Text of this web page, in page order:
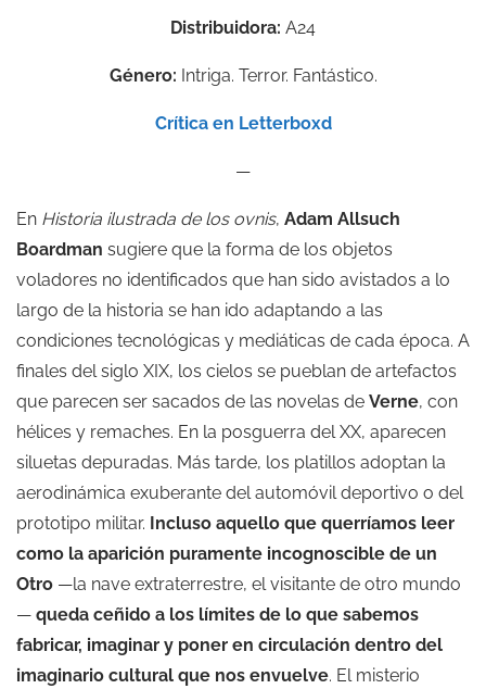
Distribuidora: A24
Género: Intriga. Terror. Fantástico.
Crítica en Letterboxd
—
En Historia ilustrada de los ovnis, Adam Allsuch
Boardman sugiere que la forma de los objetos
voladores no identificados que han sido avistados a lo
largo de la historia se han ido adaptando a las
condiciones tecnológicas y mediáticas de cada época. A
finales del siglo XIX, los cielos se pueblan de artefactos
que parecen ser sacados de las novelas de Verne, con
hélices y remaches. En la posguerra del XX, aparecen
siluetas depuradas. Más tarde, los platillos adoptan la
aerodinámica exuberante del automóvil deportivo o del
prototipo militar. Incluso aquello que querríamos leer
como la aparición puramente incognoscible de un
Otro —la nave extraterrestre, el visitante de otro mundo
— queda ceñido a los límites de lo que sabemos
fabricar, imaginar y poner en circulación dentro del
imaginario cultural que nos envuelve. El misterio